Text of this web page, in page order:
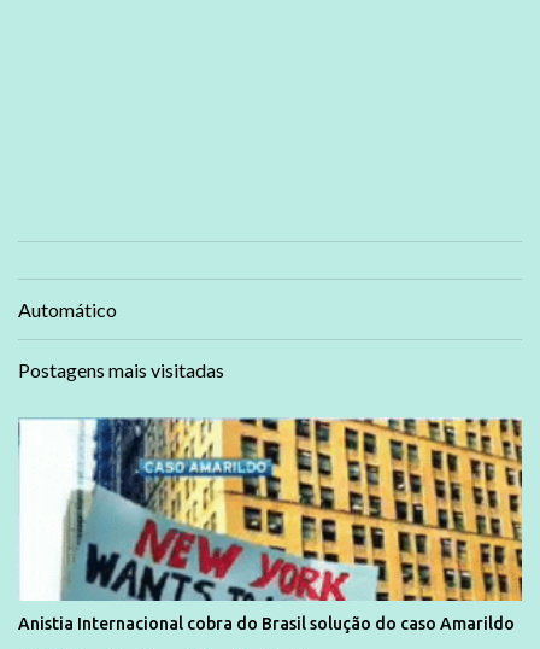
Automático
Postagens mais visitadas
Anistia Internacional cobra do Brasil solução do caso Amarildo